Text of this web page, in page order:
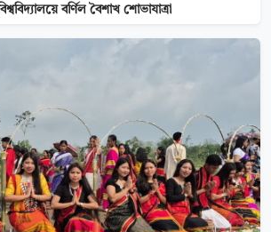
বর্ণিল বৈশাখ শোভাযাত্রা